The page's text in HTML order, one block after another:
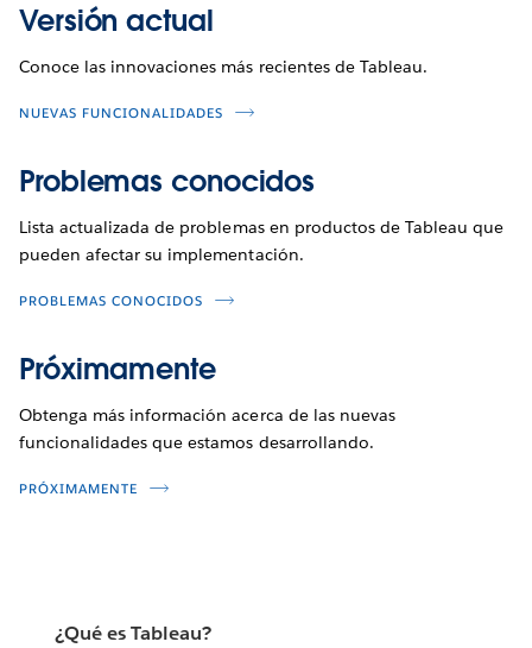
Versión actual
Conoce las innovaciones más recientes de Tableau.
NUEVAS FUNCIONALIDADES
Problemas conocidos
Lista actualizada de problemas en productos de Tableau que
pueden afectar su implementación.
PROBLEMAS CONOCIDOS
Próximamente
Obtenga más información acerca de las nuevas
funcionalidades que estamos desarrollando.
PRÓXIMAMENTE
¿Qué es Tableau?